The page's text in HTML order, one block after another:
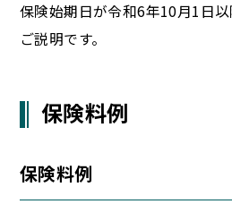
保険始期日が令和6年10月1日
ご説明です。
保険料例
保険料例